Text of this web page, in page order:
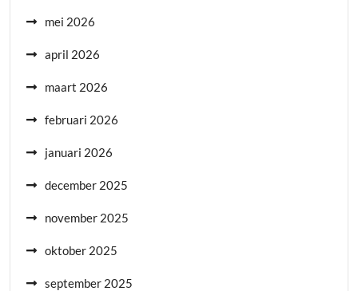
mei 2026
april 2026
maart 2026
februari 2026
januari 2026
december 2025
november 2025
oktober 2025
september 2025